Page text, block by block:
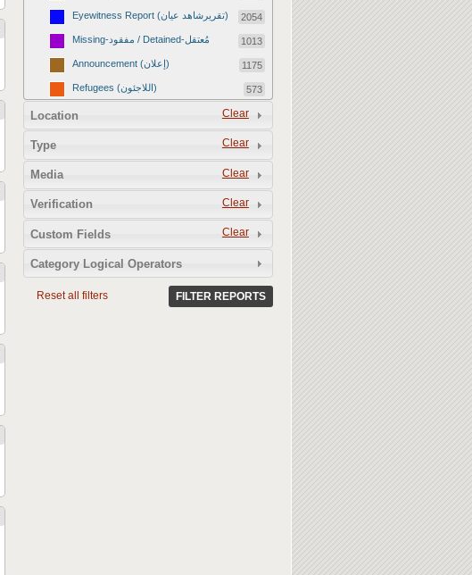
Eyewitness Report (تقريرشاهد عيان) 2054
Missing-مفقود / Detained-مُعتقل 1013
Announcement (إعلان) 1175
Refugees (اللاجئون) 573
1672
Revenge Killings (القتل بدافع الانتقام) 11
2
13
Clear
Location
Clear
Type
Clear
Media
Clear
Verification
Clear
Custom Fields
Category Logical Operators
Reset all filters FILTER REPORTS